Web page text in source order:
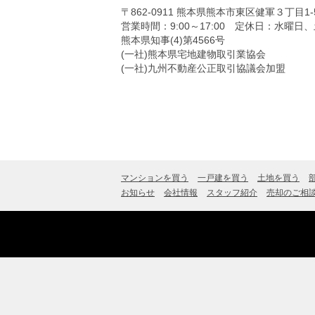
〒862-0911 熊本県熊本市東区健軍３丁目
営業時間：9:00～17:00 定休日：水曜日
熊本県知事(4)第4566号
(一社)熊本県宅地建物取引業協会
(一社)九州不動産公正取引協議会加盟
マンションを買う 一戸建を買う 土地を買う
お知らせ
会社情報 スタッフ紹介 売却のご相